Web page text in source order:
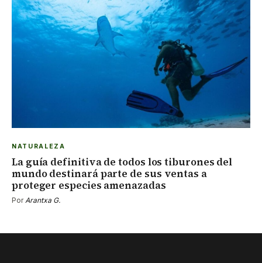
NATURALEZA
La guía definitiva de todos los tiburones del
mundo destinará parte de sus ventas a
proteger especies amenazadas
Por Arantxa G.